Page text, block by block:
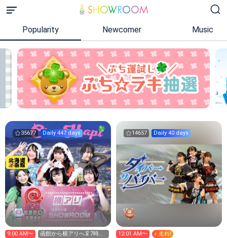
Popularity Newcomer Music
35677 Daily 447 days
9:00 AM〜
函館から横アリへ🦑7時ま
14657 Daily 40 days
12:01 AM〜 ♪ 走れ!